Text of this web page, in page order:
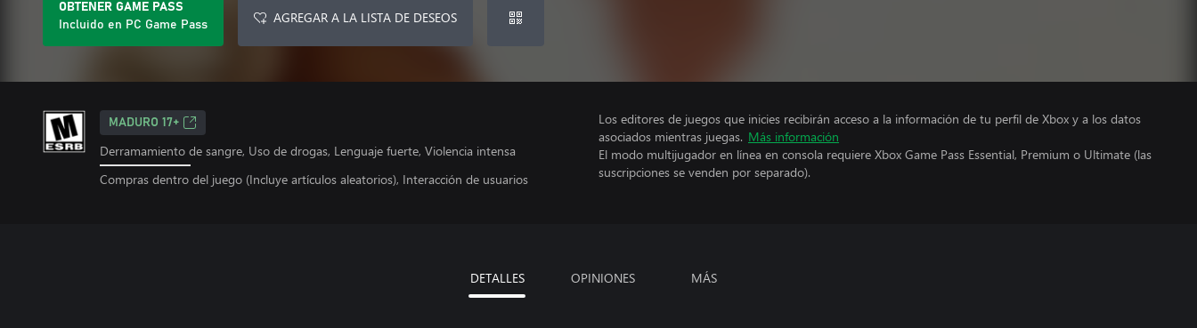
OBTENER GAME PASS
Incluido en PC Game Pass
AGREGAR A LA LISTA DE DESEOS
MADURO 17+
Derramamiento de sangre, Uso de drogas, Lenguaje fuerte, Violencia intensa
Compras dentro del juego (Incluye artículos aleatorios), Interacción de usuarios
Los editores de juegos que inicies recibirán acceso a la información de tu perfil de Xbox y a los datos
asociados mientras juegas. Más información
El modo multijugador en línea en consola requiere Xbox Game Pass Essential, Premium o Ultimate (las
suscripciones se venden por separado).
DETALLES OPINIONES MÁS